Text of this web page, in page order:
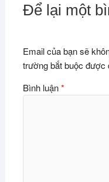
Để lại một
Email của bạn sẽ
trường bắt buộc được
Bình luận*